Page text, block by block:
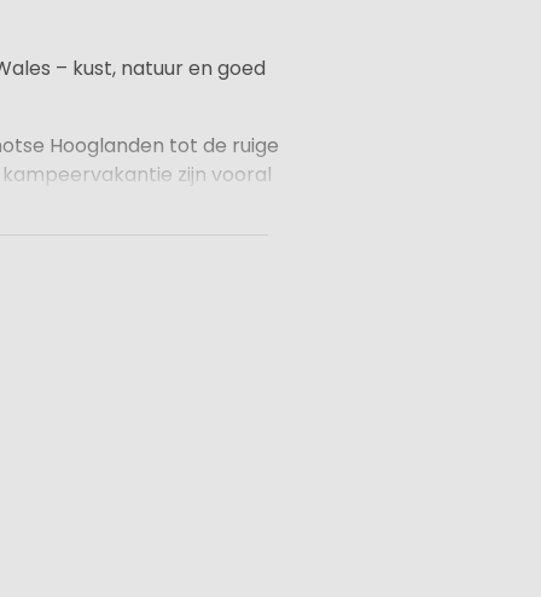
– kust, natuur en goed
Hooglanden tot de ruige
zijn vooral
huuraccommodaties
eenvoudige manier om
je geniet van het gemak